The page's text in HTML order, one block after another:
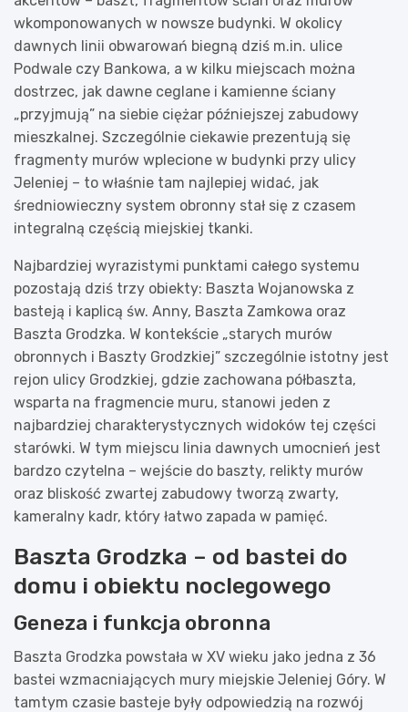
wkomponowanych w nowsze budynki. W okolicy
dawnych linii obwarowań biegną dziś m.in. ulice
Podwale czy Bankowa, a w kilku miejscach można
dostrzec, jak dawne ceglane i kamienne ściany
„przyjmują” na siebie ciężar późniejszej zabudowy
mieszkalnej. Szczególnie ciekawie prezentują się
fragmenty murów wplecione w budynki przy ulicy
Jeleniej – to właśnie tam najlepiej widać, jak
średniowieczny system obronny stał się z czasem
integralną częścią miejskiej tkanki.
Najbardziej wyrazistymi punktami całego systemu
pozostają dziś trzy obiekty: Baszta Wojanowska z
basteją i kaplicą św. Anny, Baszta Zamkowa oraz
Baszta Grodzka. W kontekście „starych murów
obronnych i Baszty Grodzkiej” szczególnie istotny jest
rejon ulicy Grodzkiej, gdzie zachowana półbaszta,
wsparta na fragmencie muru, stanowi jeden z
najbardziej charakterystycznych widoków tej części
starówki. W tym miejscu linia dawnych umocnień jest
bardzo czytelna – wejście do baszty, relikty murów
oraz bliskość zwartej zabudowy tworzą zwarty,
kameralny kadr, który łatwo zapada w pamięć.
Baszta Grodzka – od bastei do
domu i obiektu noclegowego
Geneza i funkcja obronna
Baszta Grodzka powstała w XV wieku jako jedna z 36
bastei wzmacniających mury miejskie Jeleniej Góry. W
tamtym czasie basteje były odpowiedzią na rozwój